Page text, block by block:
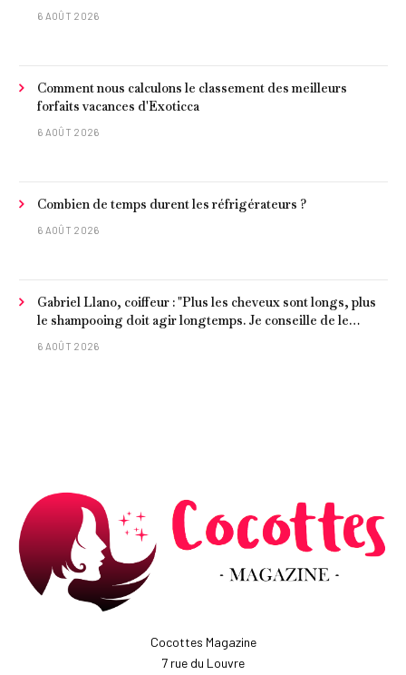
6 AOÛT 2026
Comment nous calculons le classement des meilleurs
forfaits vacances d'Exoticca
6 AOÛT 2026
Combien de temps durent les réfrigérateurs ?
6 AOÛT 2026
Gabriel Llano, coiffeur : "Plus les cheveux sont longs, plus
le shampooing doit agir longtemps. Je conseille de le
laisser entre 1 et 3 minutes."
6 AOÛT 2026
Cocottes Magazine
7 rue du Louvre